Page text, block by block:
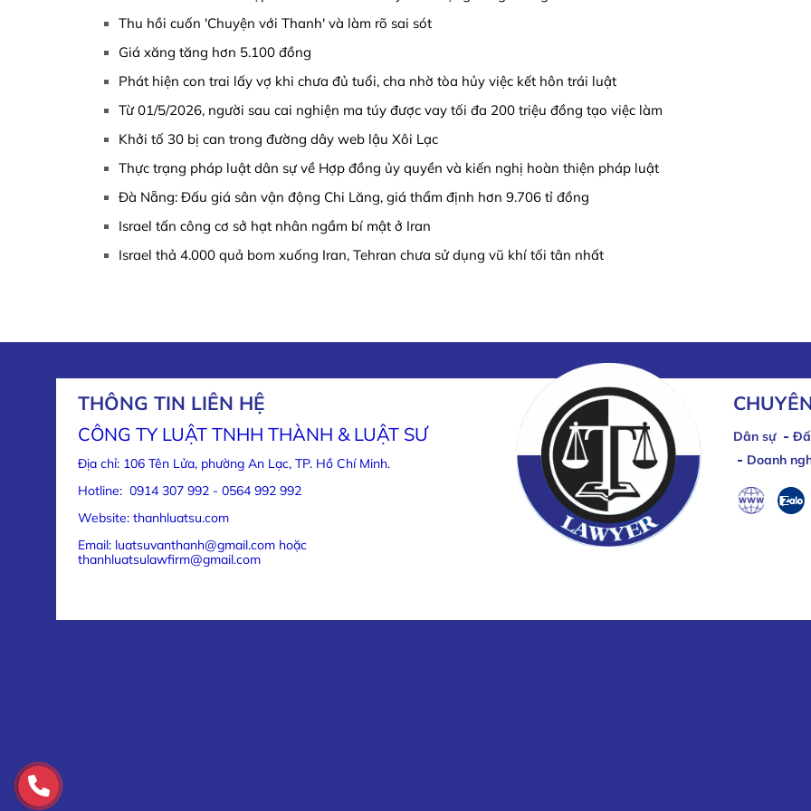
Thu hồi cuốn 'Chuyện với Thanh' và làm rõ sai sót
Giá xăng tăng hơn 5.100 đồng
Phát hiện con trai lấy vợ khi chưa đủ tuổi, cha nhờ tòa hủy việc kết hôn trái luật
Từ 01/5/2026, người sau cai nghiện ma túy được vay tối đa 200 triệu đồng tạo việc làm
Khởi tố 30 bị can trong đường dây web lậu Xôi Lạc
Thực trạng pháp luật dân sự về Hợp đồng ủy quyền và kiến nghị hoàn thiện pháp luật
Đà Nẵng: Đấu giá sân vận động Chi Lăng, giá thẩm định hơn 9.706 tỉ đồng
Israel tấn công cơ sở hạt nhân ngầm bí mật ở Iran
Israel thả 4.000 quả bom xuống Iran, Tehran chưa sử dụng vũ khí tối tân nhất
THÔNG TIN LIÊN HỆ
CÔNG TY LUẬT TNHH THÀNH & LUẬT SƯ
Địa chỉ: 106 Tên Lửa, phường An Lạc, TP. Hồ Chí Minh.
Hotline: 0914 307 992 - 0564 992 992
Website: thanhluatsu.com
Email: luatsuvanthanh@gmail.com hoặc
thanhluatsulawfirm@gmail.com
Dân sự
Doanh